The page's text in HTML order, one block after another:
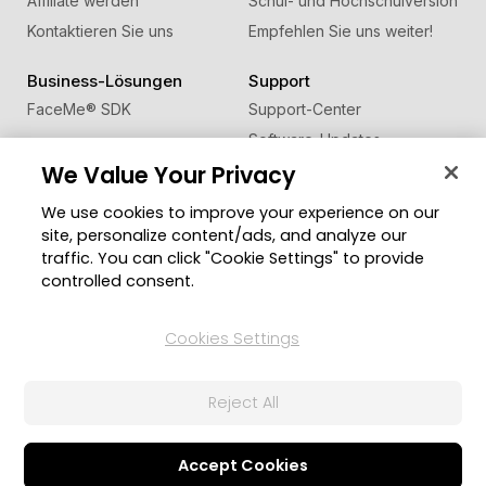
Kontaktieren Sie uns
Empfehlen Sie uns weiter!
Business-Lösungen
FaceMe® SDK
Support
Support-Center
Software-Updates
Lernen + Wissen
Community
Mitgliederbereich
Blog
Region ändern
© 2026 CyberLink Corp. Alle Rechte vorbehalten.
Nutzungsbedingungen
Cookies-Einstellungen
We Value Your Privacy
We use cookies to improve your experience on our
site, personalize content/ads, and analyze our
traffic. You can click "Cookie Settings" to provide
controlled consent.
Cookies Settings
Reject All
Accept Cookies